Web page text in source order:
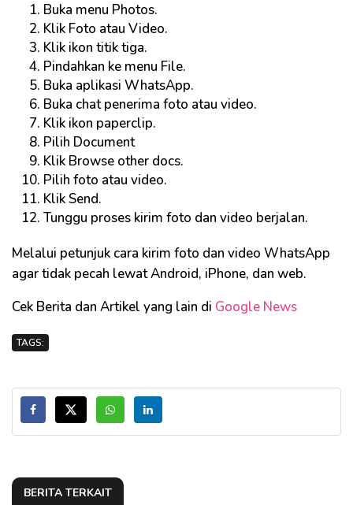
Buka menu Photos.
Klik Foto atau Video.
Klik ikon titik tiga.
Pindahkan ke menu File.
Buka aplikasi WhatsApp.
Buka chat penerima foto atau video.
Klik ikon paperclip.
Pilih Document
Klik Browse other docs.
Pilih foto atau video.
Klik Send.
Tunggu proses kirim foto dan video berjalan.
Melalui petunjuk cara kirim foto dan video WhatsApp
agar tidak pecah lewat Android, iPhone, dan web.
Cek Berita dan Artikel yang lain di Google News
TAGS:
BERITA TERKAIT